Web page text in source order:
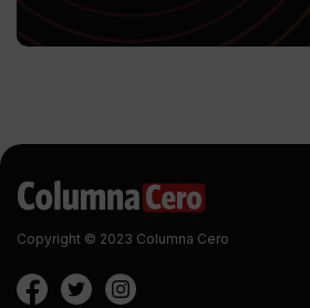
Copyright © 2023 Columna Cero